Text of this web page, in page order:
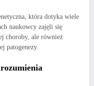
która dotyka wiele
naukowcy zajęli się
choroby, ale również
patogenezy.